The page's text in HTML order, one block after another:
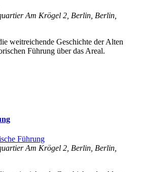
Am Krögel 2, Berlin, Berlin,
weitreichende Geschichte der Alten
Führung über das Areal.
Führung
Am Krögel 2, Berlin, Berlin,